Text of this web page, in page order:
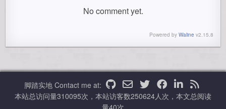
No comment yet.
Powered by Waline v2.15.8
脚踏实地 Contact me at:
本站总访问量310095次，本站访客数250624人次，本文总阅读
量40次